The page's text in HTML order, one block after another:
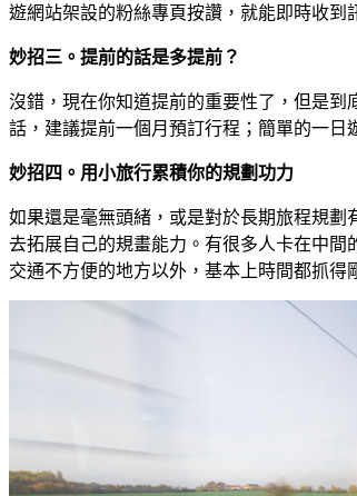
遊網站架設的粉絲專頁按讚，就能即時收到
妙招三。提前的話是多提前？
沒錯，現在你知道提前的重要性了，但是
話，建議提前一個月預訂行程；簡單的一日
妙招四。用小旅行累積你的規劃功力
如果還是毫無頭緒，或是對於長期旅程規
去拓展自己的規畫能力。有很多人卡在中間
交通不方便的地方以外，基本上時間都抓得